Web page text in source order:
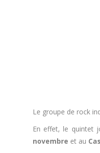
Le groupe de rock
En effet, le quintet
novembre et au